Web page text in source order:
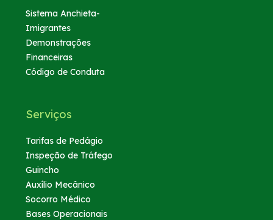
Sistema Anchieta-
Imigrantes
Demonstrações
Financeiras
Código de Conduta
Serviços
Tarifas de Pedágio
Inspeção de Tráfego
Guincho
Auxílio Mecânico
Socorro Médico
Bases Operacionais